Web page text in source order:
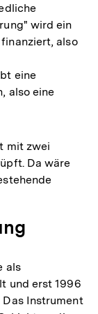
wird ein
also
eine
also eine
mit zwei
Da wäre
als
und erst 1996
Instrument